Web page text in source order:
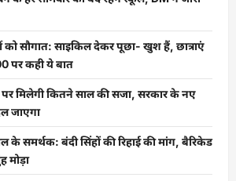
को सौगात: साइकिल देकर पूछा- खुश हैं, छात्राएं
पर कही ये बात
मिलेगी कितने साल की सजा, सरकार के नए
जाएगा
समर्थक: बंदी सिंहों की रिहाई की मांग, बैरिकेड
मोड़ा